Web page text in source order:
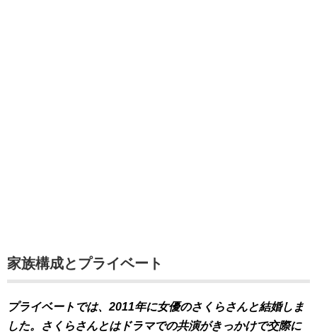
家族構成とプライベート
プライベートでは、2011年に女優のさくらさんと結婚しま
した。さくらさんとはドラマでの共演がきっかけで交際に